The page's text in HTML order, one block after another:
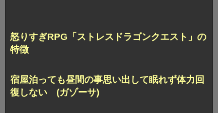
怒りすぎRPG「ストレスドラゴンクエスト」の
特徴
宿屋泊っても昼間の事思い出して眠れず体力回
復しない (ガゾーサ)